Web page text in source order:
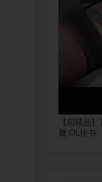
【超精品
舞 OL秘书